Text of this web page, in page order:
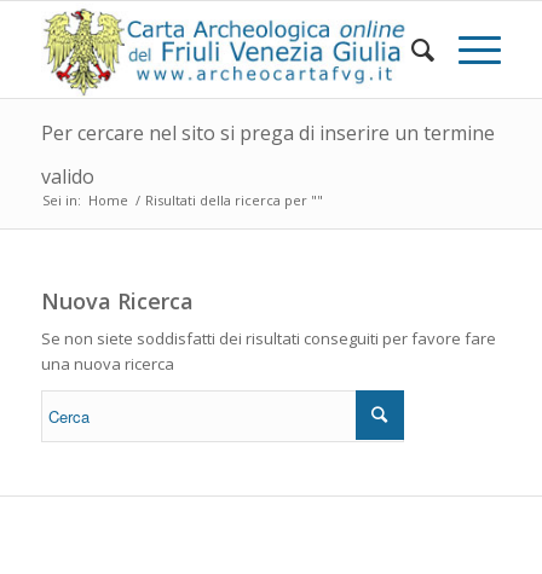
Per cercare nel sito si prega di inserire un termine
valido
Sei in: Home / Risultati della ricerca per ""
Nuova Ricerca
Se non siete soddisfatti dei risultati conseguiti per favore fare
una nuova ricerca